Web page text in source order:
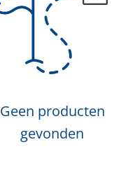
Geen producten
gevonden